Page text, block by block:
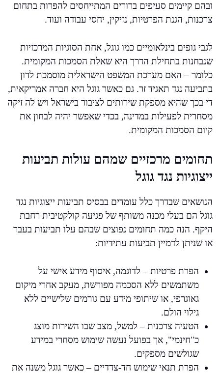
ובהם קיימים סעיפים ברורים המתייחסים להפרות בתחום
צרכנות, הגנת הפרטיות, נזיקין, יחסי עבודה ועוד.
לגבי גופים בינלאומיים כמו גוגל, אחת הסוגיות המרכזיות
שנבחנות בתחילת הדרך היא שאלת הסמכות המקומית.
כלומר – האם מערכת המשפט הישראלית מוסמכת לדון
בתביעה נגד תאגיד זר. גם כאשר גוגל היא חברה אמריקאית,
די בכך שהיא מספקת שירותים לציבור בישראל ויש לה זיקה
מסחרית לפעילות במדינה, בכדי שאפשר יהיה לבחון את
קיום הסמכות המקומית.
תחומים מרכזיים שמהם עולות תביעות
ייצוגיות נגד גוגל
הנושאים שבדרך כלל עומדים בבסיס תביעות ייצוגיות נגד
גוגל הם בעלי מכנה משותף של פגיעה קולקטיבית רחבת
היקף. הנה כמה תחומים נפוצים שבהם עלו תביעות בעבר
או שניתן לדמיין תביעות עתידיות:
הפרת פרטיות – לדוגמה, איסוף מידע אישי על
משתמשים ללא הסכמה מפורשת, מעקב אחרי מיקום
גאוגרפי, או שיתופי מידע עם גורמים שלישיים ללא
גילוי הולם.
הטעיה צרכנית – למשל, מצב שבו השירות מוצג
כ"חינמי", אך בפועל נעשה שימוש מסחרי במידע
שגולשים מספקים.
הפרת תנאי שימוש חד-צדדיים – כאשר גוגל משנה את